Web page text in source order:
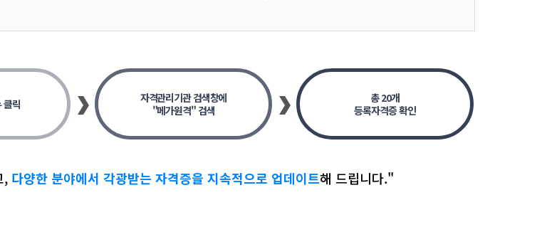
클릭
자격관리기관 검색창에
"메가원격" 검색
총 20개
등록자격증 확인
, 다양한 분야에서 각광받는 자격증을 지속적으로 업데이트해 드립니다."